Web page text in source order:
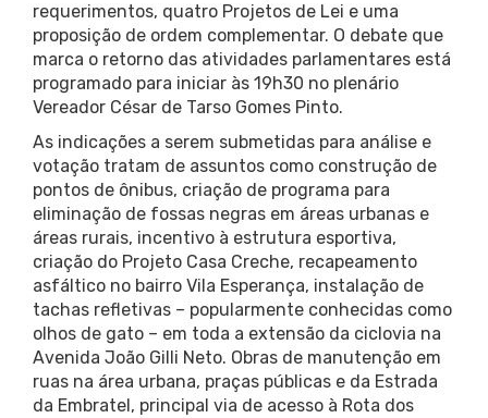
requerimentos, quatro Projetos de Lei e uma
proposição de ordem complementar. O debate que
marca o retorno das atividades parlamentares está
programado para iniciar às 19h30 no plenário
Vereador César de Tarso Gomes Pinto.
As indicações a serem submetidas para análise e
votação tratam de assuntos como construção de
pontos de ônibus, criação de programa para
eliminação de fossas negras em áreas urbanas e
áreas rurais, incentivo à estrutura esportiva,
criação do Projeto Casa Creche, recapeamento
asfáltico no bairro Vila Esperança, instalação de
tachas refletivas – popularmente conhecidas como
olhos de gato – em toda a extensão da ciclovia na
Avenida João Gilli Neto. Obras de manutenção em
ruas na área urbana, praças públicas e da Estrada
da Embratel, principal via de acesso à Rota dos